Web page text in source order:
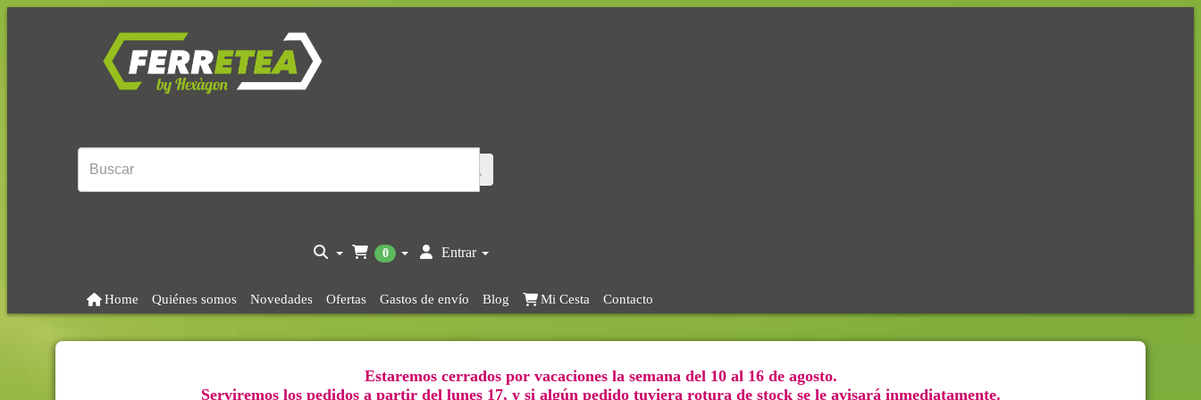
0 Entrar
Home Quiénes somos Novedades Ofertas Gastos de envío Blog Mi Cesta Contacto
Estaremos cerrados por vacaciones la semana del 10 al 16 de agosto.
Serviremos los pedidos a partir del lunes 17, y si algún pedido tuviera rotura de stock se le avisará inmediatamente.